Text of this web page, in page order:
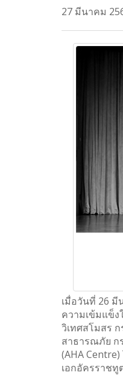
27 มีนาคม
เมื่อวันที่ 26 มี
ความเข้มแข็
วิเทศสโมสร
สาธารณภัย ก
(AHA
เอกอัครราชทู